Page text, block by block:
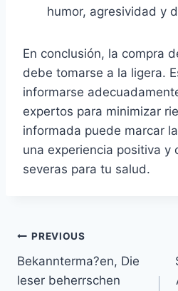
humor, agresividad y
En conclusión, la compra
debe tomarse a la ligera.
informarse
expertos para minimizar
informada puede marcar
una experiencia positiva y
severas para tu salud.
Post
navigation
PREVIOUS
Bekannterma?en, Die
leser beherrschen